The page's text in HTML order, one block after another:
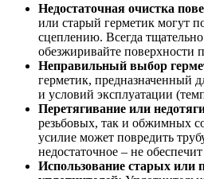
Недостаточная очистка
или старый герметик могут
сцеплению. Всегда
обезжиривайте поверхности
Неправильный выбор
герметик, предназначенный
и условий эксплуатации
Перетягивание или
резьбовых, так и обжимных
усилие может повредить
недостаточное – не
Использование старых или